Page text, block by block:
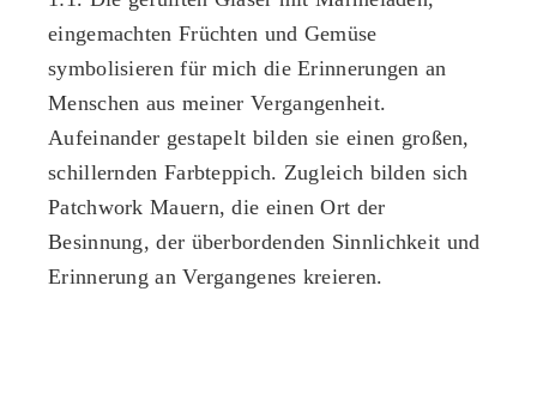
eingemachten Früchten und Gemüse
symbolisieren für mich die Erinnerungen an
Menschen aus meiner Vergangenheit.
Aufeinander gestapelt bilden sie einen großen,
schillernden Farbteppich. Zugleich bilden sich
Patchwork Mauern, die einen Ort der
Besinnung, der überbordenden Sinnlichkeit und
Erinnerung an Vergangenes kreieren.